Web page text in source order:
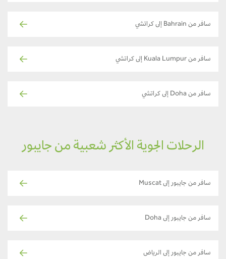
سافر من Bahrain إلى كراتشي
سافر من Kuala Lumpur إلى كراتشي
سافر من Doha إلى كراتشي
الرحلات الجوية الأكثر شعبية من جايبور
سافر من جايبور إلى Muscat
سافر من جايبور إلى Doha
سافر من جايبور إلى الرياض